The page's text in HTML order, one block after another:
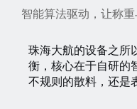
智能算法驱动，让称
珠海大航的设备之所
衡，核心在于自研的
不规则的散料，还是